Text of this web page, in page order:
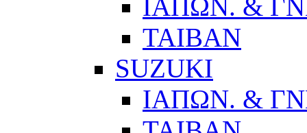
ΙΑΠΩΝ. &
ΤΑΙΒΑΝ
SUZUKI
ΙΑΠΩΝ. &